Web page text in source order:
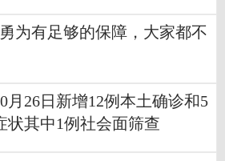
为有足够的保障，大家都不
月26日新增12例本土确诊和5
状其中1例社会面筛查